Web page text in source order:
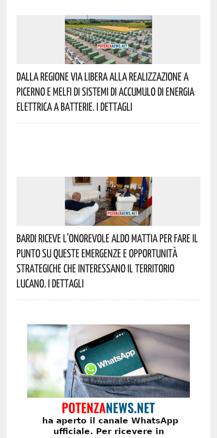
Dalla Regione Via Libera Alla Realizzazione A
Picerno E Melfi Di Sistemi Di Accumulo Di Energia
Elettrica A Batterie. I Dettagli
Bardi Riceve L’onorevole Aldo Mattia Per Fare Il
Punto Su Queste Emergenze E Opportunità
Strategiche Che Interessano Il Territorio
Lucano. I Dettagli